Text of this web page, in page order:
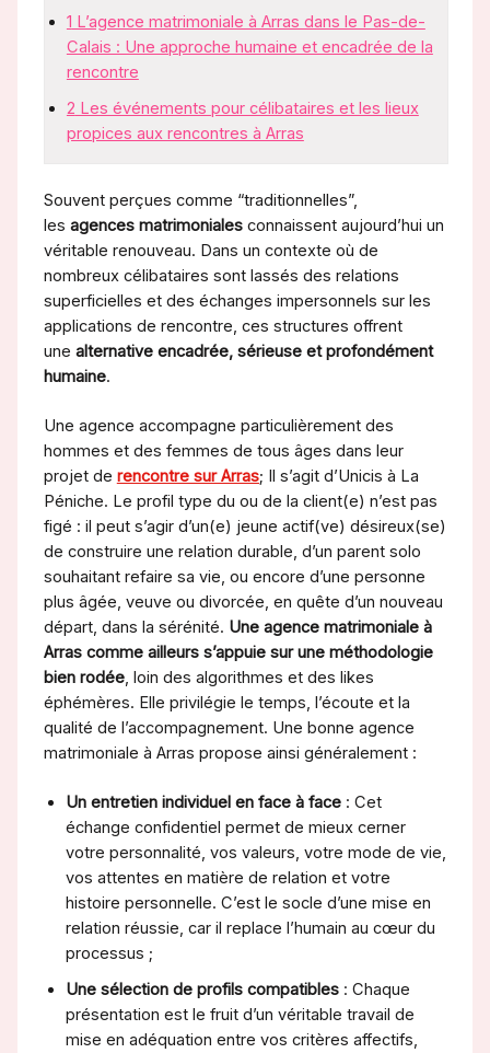
1 L’agence matrimoniale à Arras dans le Pas-de-
Calais : Une approche humaine et encadrée de la
rencontre
2 Les événements pour célibataires et les lieux
propices aux rencontres à Arras
Souvent perçues comme “traditionnelles”,
les agences matrimoniales connaissent aujourd’hui un
véritable renouveau. Dans un contexte où de
nombreux célibataires sont lassés des relations
superficielles et des échanges impersonnels sur les
applications de rencontre, ces structures offrent
une alternative encadrée, sérieuse et profondément
humaine.
Une agence accompagne particulièrement des
hommes et des femmes de tous âges dans leur
projet de rencontre sur Arras; Il s’agit d’Unicis à La
Péniche. Le profil type du ou de la client(e) n’est pas
figé : il peut s’agir d’un(e) jeune actif(ve) désireux(se)
de construire une relation durable, d’un parent solo
souhaitant refaire sa vie, ou encore d’une personne
plus âgée, veuve ou divorcée, en quête d’un nouveau
départ, dans la sérénité. Une agence matrimoniale à
Arras comme ailleurs s’appuie sur une méthodologie
bien rodée, loin des algorithmes et des likes
éphémères. Elle privilégie le temps, l’écoute et la
qualité de l’accompagnement. Une bonne agence
matrimoniale à Arras propose ainsi généralement :
Un entretien individuel en face à face: Cet
échange confidentiel permet de mieux cerner
votre personnalité, vos valeurs, votre mode de vie,
vos attentes en matière de relation et votre
histoire personnelle. C’est le socle d’une mise en
relation réussie, car il replace l’humain au cœur du
processus ;
Une sélection de profils compatibles: Chaque
présentation est le fruit d’un véritable travail de
mise en adéquation entre vos critères affectifs,